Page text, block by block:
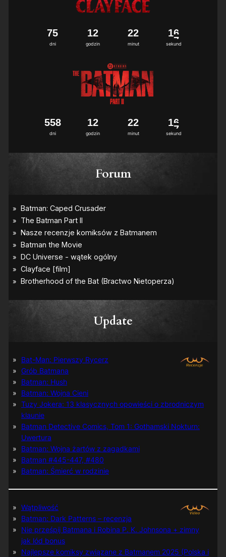
dni
75
godzin
12
minut
22
sekund
16
dni
558
godzin
12
minut
22
sekund
16
Forum
Update
Bat-Man: Pierwszy Rycerz
Grób Batmana
Batman: Hush
Batman: Wojna Cieni
Tuzy Jokera: 13 klasycznych opowieści o zbrodniczym
klaunie
Batman Detective Comics, Tom 1: Gothamski Nokturn:
Uwertura
Batman: Wojna żartów z zagadkami
Batman #445-447, #480
Batman: Śmierć w rodzinie
Wątpliwość
Batman: Dark Patterns – recenzja
Nie prześpij Batmana i Robina P. K. Johnsona + zimny
jak lód bonus
Najlepsze komiksy związane z Batmanem 2025 (Polska i